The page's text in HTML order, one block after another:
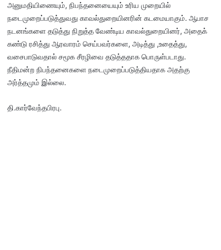
அனுமதியிணையும், நிபந்தனையையும் உரிய முறையில்
நடைமுறைப்படுத்துவது காவல்துறையினரின் கடமையாகும். ஆபாச
நடனங்களை தடுத்து நிறுத்த வேண்டிய காவல்துறையினர், அதைக்
கண்டு ரசித்து ஆரவாரம் செய்பவர்களை, அடித்து ,உதைத்து,
வசைபாடுவதால் சமூக சீரழிவை தடுத்ததாக பொருள்படாது.
நீதிமன்ற நிபந்தனைகளை நடைமுறைப்படுத்தியதாக அதற்கு
அர்த்தமும் இல்லை.
தி.கார்வேந்தபிரபு.